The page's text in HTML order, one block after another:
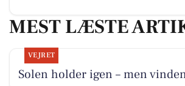
MEST LÆSTE
VEJRET
Solen holder igen – men